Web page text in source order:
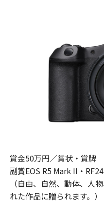
賞金50万円／賞状・賞牌
副賞EOS R5 Mark II・
（自由、自然、動体、人
れた作品に贈られます。）